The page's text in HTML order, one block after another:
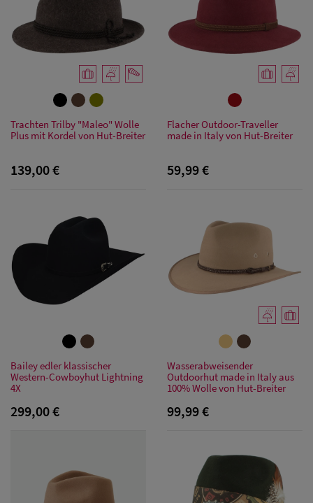
Trachten Trilby "Maleo" Wolle
Plus mit Kordel von Hut-Breiter
139,00 €
Flacher Outdoor-Traveller
made in Italy von Hut-Breiter
59,99 €
Bailey edler klassischer
Western-Cowboyhut Lightning
4X
299,00 €
Wasserabweisender
Outdoorhut made in Italy aus
100% Wolle von Hut-Breiter
99,99 €